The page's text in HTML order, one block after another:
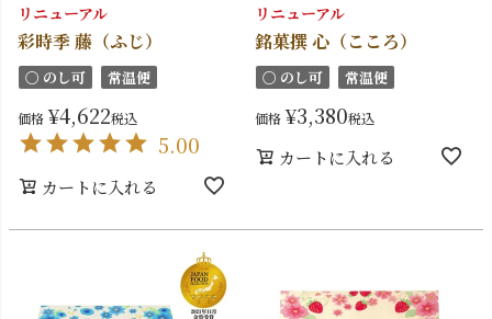
リニューアル
彩時季 藤（ふじ）
〇 のし可 常温便
価格 ¥4,622税込
5.00
カートに入れる
リニューアル
銘菓撰 心（こころ）
〇 のし可 常温便
価格 ¥3,380税込
カートに入れる